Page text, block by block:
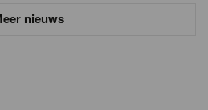
nieuws